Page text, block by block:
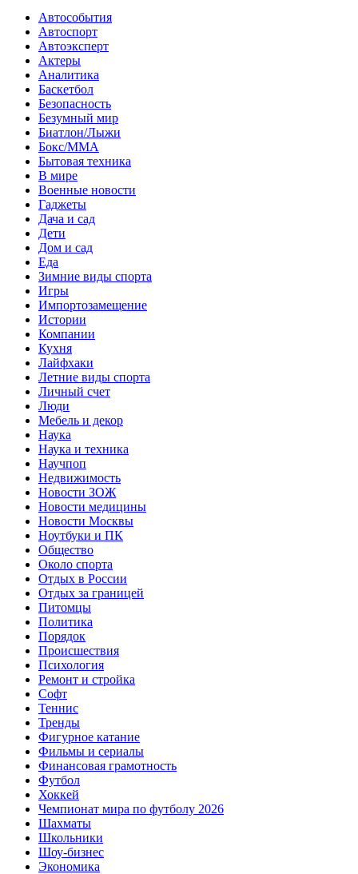
Автособытия
Автоспорт
Автоэксперт
Актеры
Аналитика
Баскетбол
Безопасность
Безумный мир
Биатлон/Лыжи
Бокс/MMA
Бытовая техника
В мире
Военные новости
Гаджеты
Дача и сад
Дети
Дом и сад
Еда
Зимние виды спорта
Игры
Импортозамещение
Истории
Компании
Кухня
Лайфхаки
Летние виды спорта
Личный счет
Люди
Мебель и декор
Наука
Наука и техника
Научпоп
Недвижимость
Новости ЗОЖ
Новости медицины
Новости Москвы
Ноутбуки и ПК
Общество
Около спорта
Отдых в России
Отдых за границей
Питомцы
Политика
Порядок
Происшествия
Психология
Ремонт и стройка
Софт
Теннис
Тренды
Фигурное катание
Фильмы и сериалы
Финансовая грамотность
Футбол
Хоккей
Чемпионат мира по футболу 2026
Шахматы
Школьники
Шоу-бизнес
Экономика